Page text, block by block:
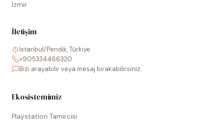
İzmir
İletişim
İstanbul/Pendik, Türkiye
+905334466320
Bizi arayabilir veya mesaj bırakabilirsiniz.
Ekosistemimiz
Playstation Tamircisi